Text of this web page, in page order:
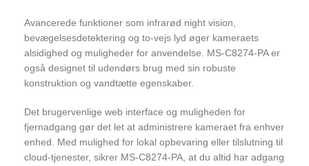
Avancerede funktioner som infrarød night vision,
bevægelsesdetektering og to-vejs lyd øger kameraets
alsidighed og muligheder for anvendelse. MS-C8274-PA er
også designet til udendørs brug med sin robuste
konstruktion og vandtætte egenskaber.
Det brugervenlige web interface og muligheden for
fjernadgang gør det let at administrere kameraet fra enhver
enhed. Med mulighed for lokal opbevaring eller tilslutning til
cloud-tjenester, sikrer MS-C8274-PA, at du altid har adgang